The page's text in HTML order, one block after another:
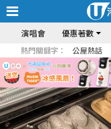
演唱會 優惠著數
熱門關鍵字： 公屋熱話